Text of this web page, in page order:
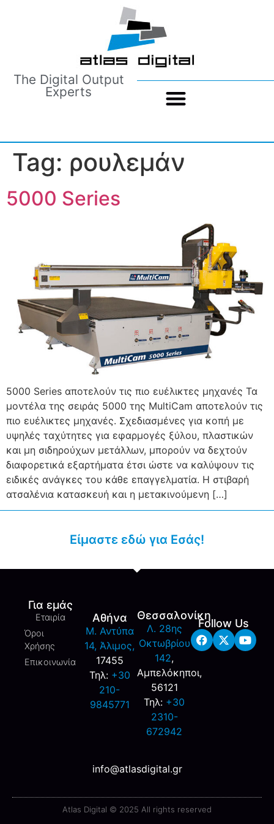
The Digital Output
Experts
Tag: ρουλεμάν
5000 Series
5000 Series αποτελούν τις πιο ευέλικτες μηχανές Τα
μοντέλα της σειράς 5000 της MultiCam αποτελούν τις
πιο ευέλικτες μηχανές. Σχεδιασμένες για κοπή με
υψηλές ταχύτητες για εφαρμογές ξύλου, πλαστικών
και μη σιδηρούχων μετάλλων, μπορούν να δεχτούν
διαφορετικά εξαρτήματα έτσι ώστε να καλύψουν τις
ειδικές ανάγκες του κάθε επαγγελματία. Η στιβαρή
ατσαλένια κατασκευή και η μετακινούμενη […]
Είμαστε εδώ για Εσάς!
Για εμάς
Εταιρία
Όροι
Χρήσης
Επικοινωνία
Αθήνα
M. Αντύπα
14, Άλιμος,
17455
Τηλ: +30
210-
9845771
Θεσσαλονίκη
Λ. 28ης
Οκτωβρίου
142,
Αμπελόκηποι,
56121
Τηλ: +30
2310-
672942
Follow Us
info@atlasdigital.gr
Atlas Digital © 2025 All rights reserved